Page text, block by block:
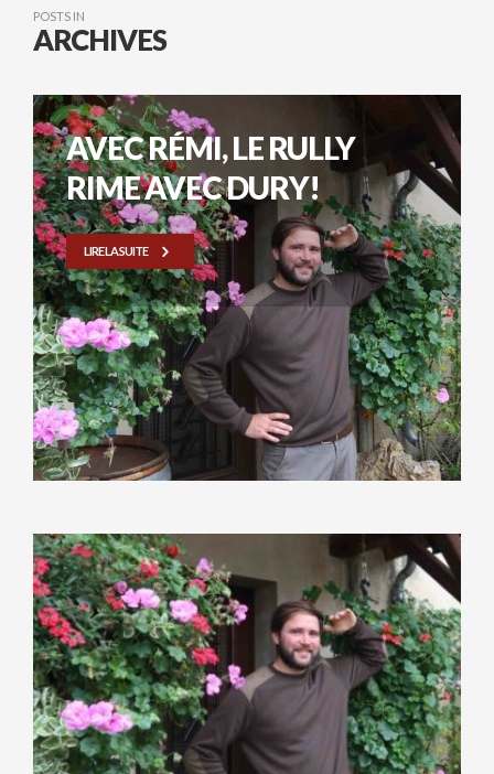
POSTS IN
ARCHIVES
AVEC RÉMI, LE RULLY
RIME AVEC DURY!
LIRE LA SUITE